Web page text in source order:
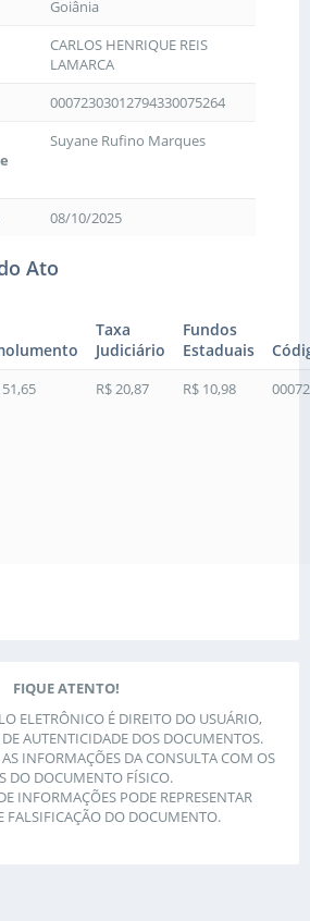
Goiânia
CARLOS HENRIQUE REIS
LAMARCA
00072303012794330075264
Suyane Rufino Marques
08/10/2025
Ato
Taxa
Judiciário
Fundos
Estaduais
51,65 R$ 20,87 R$ 10,98
FIQUE ATENTO!
ELETRÔNICO É DIREITO DO USUÁRIO,
AUTENTICIDADE DOS DOCUMENTOS.
INFORMAÇÕES DA CONSULTA COM OS
DO DOCUMENTO FÍSICO.
INFORMAÇÕES PODE REPRESENTAR
FALSIFICAÇÃO DO DOCUMENTO.